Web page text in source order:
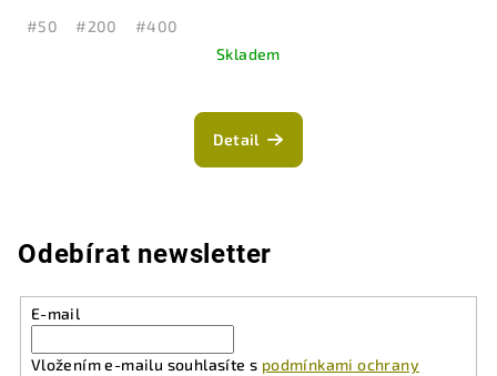
#50 #200
#400
Skladem
Detail
Odebírat newsletter
E-mail
Vložením e-mailu souhlasíte s podmínkami ochrany